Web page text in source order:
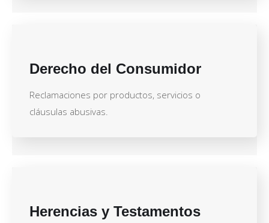
Derecho del Consumidor
Reclamaciones por productos, servicios o
cláusulas abusivas.
Herencias y Testamentos